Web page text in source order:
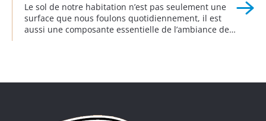
Le sol de notre habitation n’est pas seulement une
surface que nous foulons quotidiennement, il est
aussi une composante essentielle de l’ambiance de
lequel l’ancien carrelage a été remplacé […]